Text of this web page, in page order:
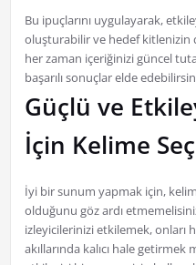
Bu ipuçlarını uygulayarak,
oluşturabilir ve hedef kitlenizin
her zaman içeriğinizi güncel
başarılı sonuçlar elde
Güçlü ve
İçin Kelime
İyi bir sunum yapmak için,
olduğunu göz ardı
izleyicilerinizi etkilemek, onları
akıllarında kalıcı hale